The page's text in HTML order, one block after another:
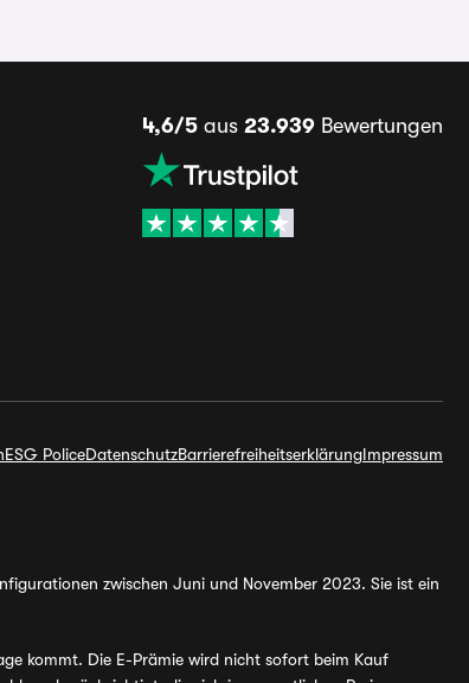
4,6/5aus 23.939Bewertungen
ESG PoliceDatenschutzBarrierefreiheitserklärungImpressum
zwischen Juni und November 2023. Sie ist ein
kommt. Die E-Prämie wird nicht sofort beim Kauf